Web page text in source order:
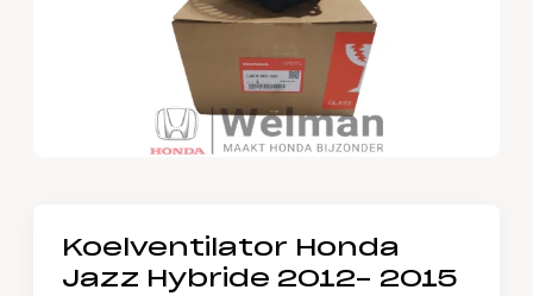
Koelventilator Honda
Jazz Hybride 2012- 2015